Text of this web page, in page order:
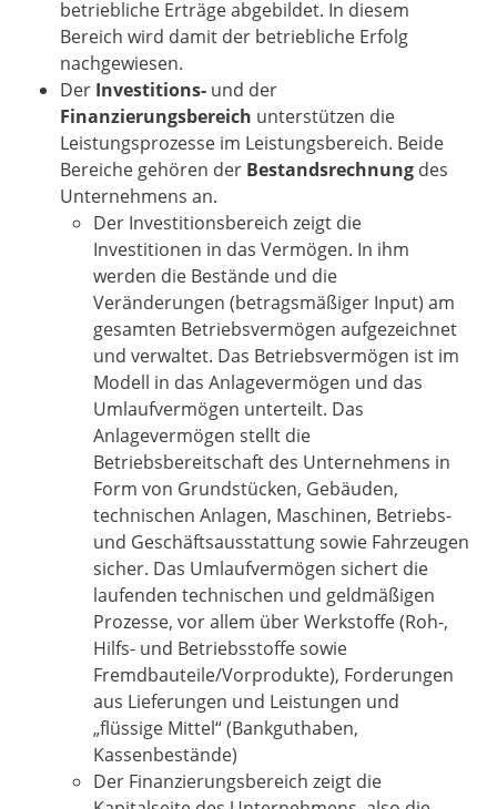
betriebliche Erträge abgebildet. In diesem
Bereich wird damit der betriebliche Erfolg
nachgewiesen.
Der Investitions- und der
Finanzierungsbereich unterstützen die
Leistungsprozesse im Leistungsbereich. Beide
Bereiche gehören der Bestandsrechnung des
Unternehmens an.
Der Investitionsbereich zeigt die
Investitionen in das Vermögen. In ihm
werden die Bestände und die
Veränderungen (betragsmäßiger Input) am
gesamten Betriebsvermögen aufgezeichnet
und verwaltet. Das Betriebsvermögen ist im
Modell in das Anlagevermögen und das
Umlaufvermögen unterteilt. Das
Anlagevermögen stellt die
Betriebsbereitschaft des Unternehmens in
Form von Grundstücken, Gebäuden,
technischen Anlagen, Maschinen, Betriebs-
und Geschäftsausstattung sowie Fahrzeugen
sicher. Das Umlaufvermögen sichert die
laufenden technischen und geldmäßigen
Prozesse, vor allem über Werkstoffe (Roh-,
Hilfs- und Betriebsstoffe sowie
Fremdbauteile/Vorprodukte), Forderungen
aus Lieferungen und Leistungen und
„flüssige Mittel“ (Bankguthaben,
Kassenbestände)
Der Finanzierungsbereich zeigt die